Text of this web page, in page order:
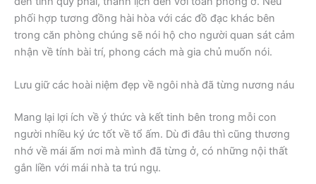
phối hợp tương đồng hài hòa với các đồ đạc khác bên
trong căn phòng chúng sẽ nói hộ cho người quan sát cảm
nhận về tính bài trí, phong cách mà gia chủ muốn nói.
Lưu giữ các hoài niệm đẹp về ngôi nhà đã từng nương náu
Mang lại lợi ích về ý thức và kết tinh bên trong mỗi con
người nhiều ký ức tốt về tổ ấm. Dù đi đâu thì cũng thương
nhớ về mái ấm nơi mà mình đã từng ở, có những nội thất
gắn liền với mái nhà ta trú ngụ.